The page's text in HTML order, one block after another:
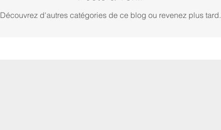
Découvrez d'autres catégories de ce blog ou revenez plus tard.